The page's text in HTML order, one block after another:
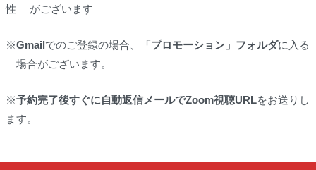
性 がございます
※Gmailでのご登録の場合、 「プロモーション」フォルダに入る
場合がございます。
※予約完了後すぐに自動返信メールでZoom視聴URLをお送りし
ます。